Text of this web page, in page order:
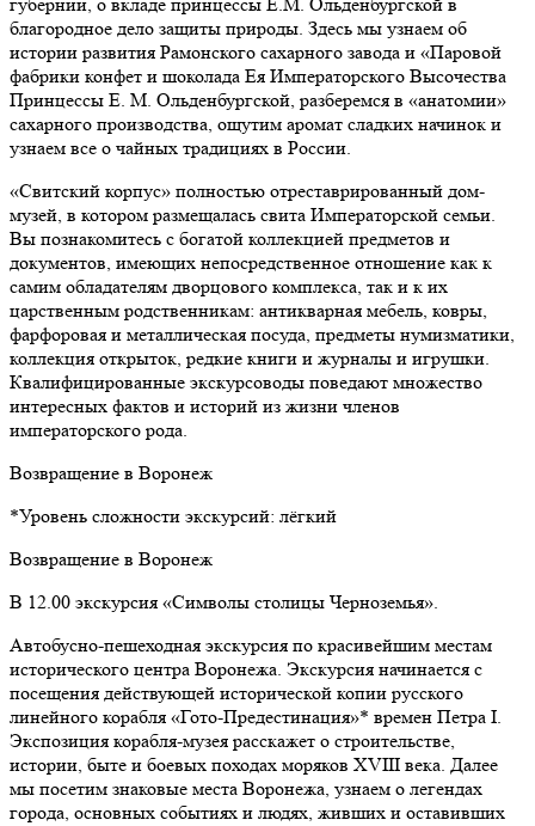
губернии, о вкладе принцессы Е.М. Ольденбургской в
благородное дело защиты природы. Здесь мы узнаем об
истории развития Рамонского сахарного завода и «Паровой
фабрики конфет и шоколада Ея Императорского Высочества
Принцессы Е. М. Ольденбургской, разберемся в «анатомии»
сахарного производства, ощутим аромат сладких начинок и
узнаем все о чайных традициях в России.
«Свитский корпус» полностью отреставрированный дом-
музей, в котором размещалась свита Императорской семьи.
Вы познакомитесь с богатой коллекцией предметов и
документов, имеющих непосредственное отношение как к
самим обладателям дворцового комплекса, так и к их
царственным родственникам: антикварная мебель, ковры,
фарфоровая и металлическая посуда, предметы нумизматики,
коллекция открыток, редкие книги и журналы и игрушки.
Квалифицированные экскурсоводы поведают множество
интересных фактов и историй из жизни членов
императорского рода.
Возвращение в Воронеж
*Уровень сложности экскурсий: лёгкий
Возвращение в Воронеж
В 12.00 экскурсия «Символы столицы Черноземья».
Автобусно-пешеходная экскурсия по красивейшим местам
исторического центра Воронежа. Экскурсия начинается с
посещения действующей исторической копии русского
линейного корабля «Гото-Предестинация»* времен Петра I.
Экспозиция корабля-музея расскажет о строительстве,
истории, быте и боевых походах моряков XVIII века. Далее
мы посетим знаковые места Воронежа, узнаем о легендах
города, основных событиях и людях, живших и оставивших